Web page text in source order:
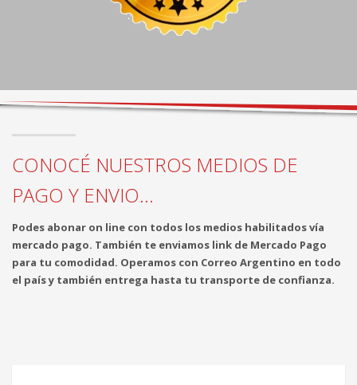
CONOCÉ NUESTROS MEDIOS DE
PAGO Y ENVIO...
Podes abonar on line con todos los medios habilitados vía
mercado pago. También te enviamos link de Mercado Pago
para tu comodidad. Operamos con Correo Argentino en todo
el país y también entrega hasta tu transporte de confianza.